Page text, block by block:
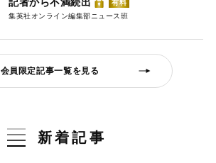
有料
集英社オンライン編集部ニュース班
会員限定記事一覧を見る
新着記事